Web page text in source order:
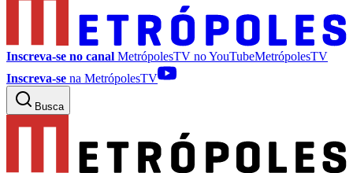
Inscreva-se no canal MetrópolesTV noYouTubeMetrópolesTV
Inscreva-se na MetrópolesTV
Busca